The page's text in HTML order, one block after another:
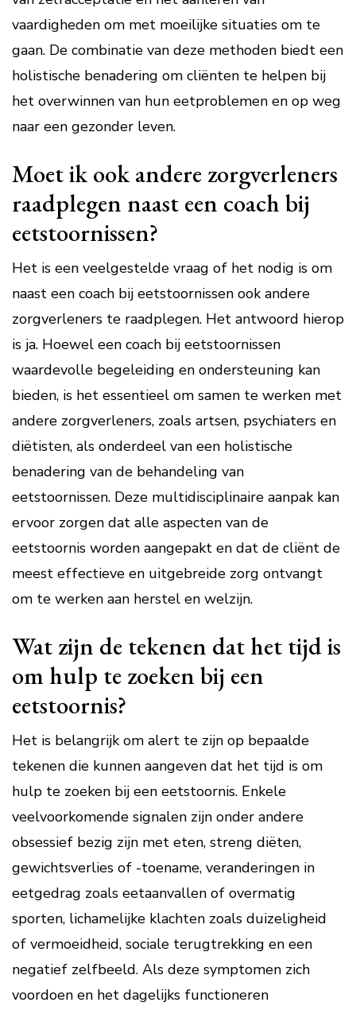
vaardigheden om met moeilijke situaties om te
gaan. De combinatie van deze methoden biedt een
holistische benadering om cliënten te helpen bij
het overwinnen van hun eetproblemen en op weg
naar een gezonder leven.
Moet ik ook andere zorgverleners
raadplegen naast een coach bij
eetstoornissen?
Het is een veelgestelde vraag of het nodig is om
naast een coach bij eetstoornissen ook andere
zorgverleners te raadplegen. Het antwoord hierop
is ja. Hoewel een coach bij eetstoornissen
waardevolle begeleiding en ondersteuning kan
bieden, is het essentieel om samen te werken met
andere zorgverleners, zoals artsen, psychiaters en
diëtisten, als onderdeel van een holistische
benadering van de behandeling van
eetstoornissen. Deze multidisciplinaire aanpak kan
ervoor zorgen dat alle aspecten van de
eetstoornis worden aangepakt en dat de cliënt de
meest effectieve en uitgebreide zorg ontvangt
om te werken aan herstel en welzijn.
Wat zijn de tekenen dat het tijd is
om hulp te zoeken bij een
eetstoornis?
Het is belangrijk om alert te zijn op bepaalde
tekenen die kunnen aangeven dat het tijd is om
hulp te zoeken bij een eetstoornis. Enkele
veelvoorkomende signalen zijn onder andere
obsessief bezig zijn met eten, streng diëten,
gewichtsverlies of -toename, veranderingen in
eetgedrag zoals eetaanvallen of overmatig
sporten, lichamelijke klachten zoals duizeligheid
of vermoeidheid, sociale terugtrekking en een
negatief zelfbeeld. Als deze symptomen zich
voordoen en het dagelijks functioneren